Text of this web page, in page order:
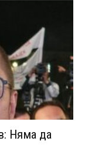
Няма да